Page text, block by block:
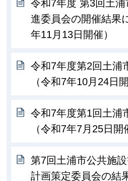
令和7年度 第3回土
進委員会の開催結果
年11月13日開催）
令和7年度第2回土浦
（令和7年10月24日開
令和7年度第1回土浦
（令和7年7月25日開
第7回土浦市公共施
計画策定委員会の結